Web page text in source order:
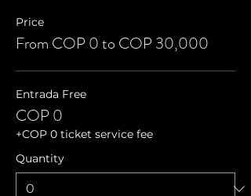
Price
From COP 0 to COP 30,000
Entrada Free
COP 0
+COP 0 ticket service fee
Quantity